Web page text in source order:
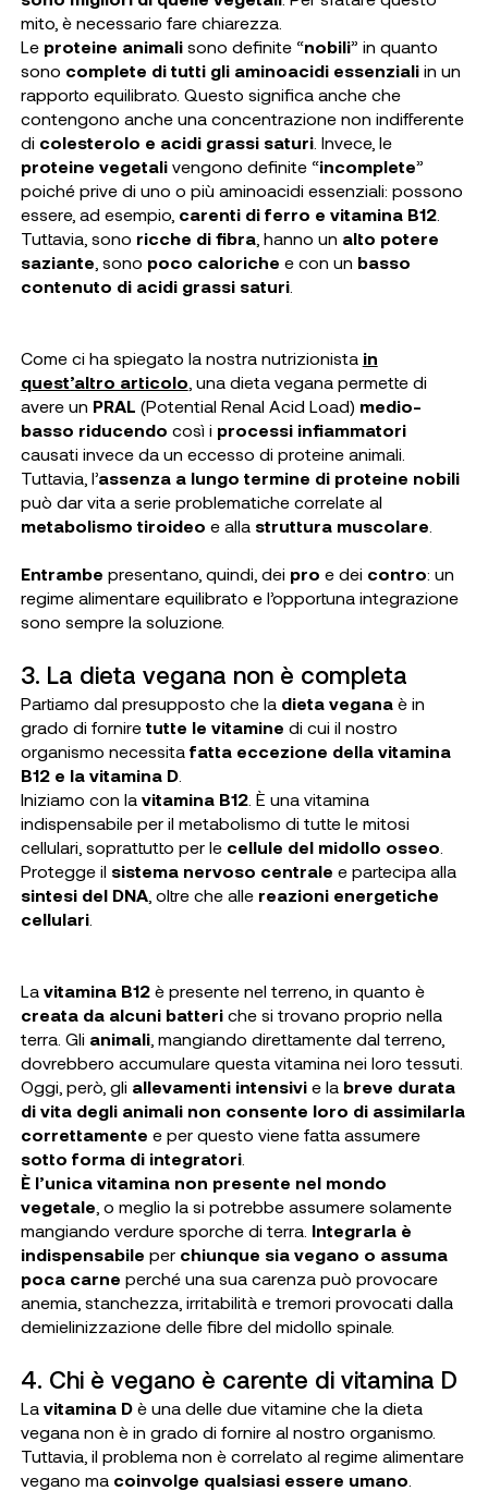
mito, è necessario fare chiarezza.
Le proteine animalisono definite “nobili” in quanto
sono complete di tutti gli aminoacidi essenzialiin un
rapporto equilibrato. Questo significa anche che
contengono anche una concentrazione non indifferente
di colesterolo e acidi grassi saturi. Invece, le
proteine vegetalivengono definite “incomplete”
poiché prive di uno o più aminoacidi essenziali: possono
essere, ad esempio, carenti di ferro e vitamina B12.
Tuttavia, sono ricche di fibra, hanno un alto potere
saziante , sono poco caloriche e con un basso
contenuto di acidi grassi saturi.
Come ci ha spiegato la nostra nutrizionista in
quest’altro articolo , una dieta vegana permette di
avere un PRAL (Potential Renal Acid Load) medio-
basso riducendo così i processi infiammatori
causati invece da un eccesso di proteine animali.
Tuttavia, l’assenza a lungo termine di proteine nobili
può dar vita a serie problematiche correlate al
metabolismo tiroideo e alla struttura muscolare
Entrambe presentano, quindi, dei pro e dei contro: un
regime alimentare equilibrato e l’opportuna integrazione
sono sempre la soluzione.
3. La dieta vegana non è completa
Partiamo dal presupposto che ladieta veganaè in
grado di fornire tutte le vitamine di cui il nostro
organismo necessita fatta eccezione della vitamina
B12 e la vitamina D.
Iniziamo con la vitamina B12. È una vitamina
indispensabile per il metabolismo di tutte le mitosi
cellulari, soprattutto per le cellule del midollo osseo
Protegge il sistema nervoso centrale e partecipa alla
sintesi del DNA, oltre che alle reazioni energetiche
cellulari.
La vitamina B12è presente nel terreno, in quanto è
creata da alcuni batteriche si trovano proprio nella
terra. Gli animali, mangiando direttamente dal terreno,
dovrebbero accumulare questa vitamina nei loro tessuti.
Oggi, però, gli allevamenti intensivie la breve durata
di vita degli animali non consente loro di assimilarla
correttamente e per questo viene fatta assumere
sotto forma di integratori.
È l’unica vitamina non presente nel mondo
vegetale , o meglio la si potrebbe assumere solamente
mangiando verdure sporche di terra. Integrarla è
indispensabile per chiunque sia vegano o assuma
poca carne perché una sua carenza può provocare
anemia, stanchezza, irritabilità e tremori provocati dalla
demielinizzazione delle fibre del midollo spinale.
4. Chi è vegano è carente di vitamina D
Lavitamina Dè una delle due vitamine che la dieta
vegana non è in grado di fornire al nostro organismo.
Tuttavia, il problema non è correlato al regime alimentare
vegano ma coinvolge qualsiasi essere umano